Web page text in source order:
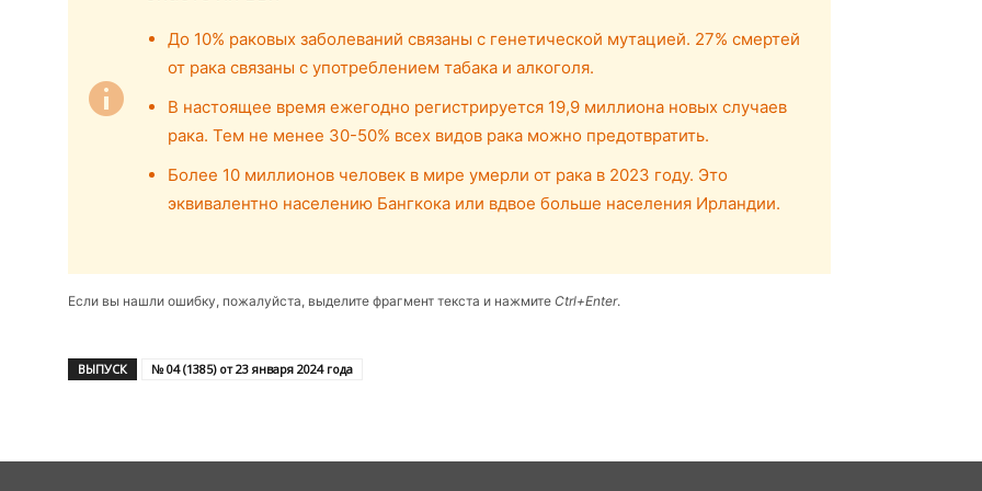
До 10% раковых заболеваний связаны с генетической мутацией. 27% смертей
от рака связаны с употреблением табака и алкоголя.
В настоящее время ежегодно регистрируется 19,9 миллиона новых случаев
рака. Тем не менее 30-50% всех видов рака можно предотвратить.
Более 10 миллионов человек в мире умерли от рака в 2023 году. Это
эквивалентно населению Бангкока или вдвое больше населения Ирландии.
Если вы нашли ошибку, пожалуйста, выделите фрагмент текста и нажмите Ctrl+Enter.
ВЫПУСК № 04 (1385) от 23 января 2024 года